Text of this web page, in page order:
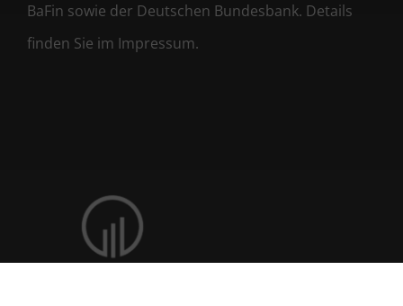
BaFin sowie der Deutschen Bundesbank. Details
finden Sie im Impressum.